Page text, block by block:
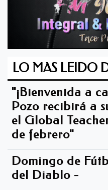
LO MAS LEIDO
"¡Bienvenida a
Pozo recibirá a
el Global
de febrero"
Domingo de
del Diablo -